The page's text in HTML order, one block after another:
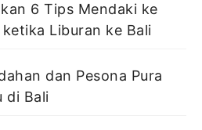
6 Tips Mendaki ke
Liburan ke Bali
dan Pesona Pura
di Bali